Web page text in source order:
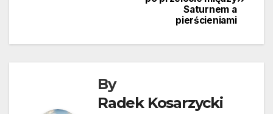
Saturnem a
pierścieniami
By
Radek Kosarzycki